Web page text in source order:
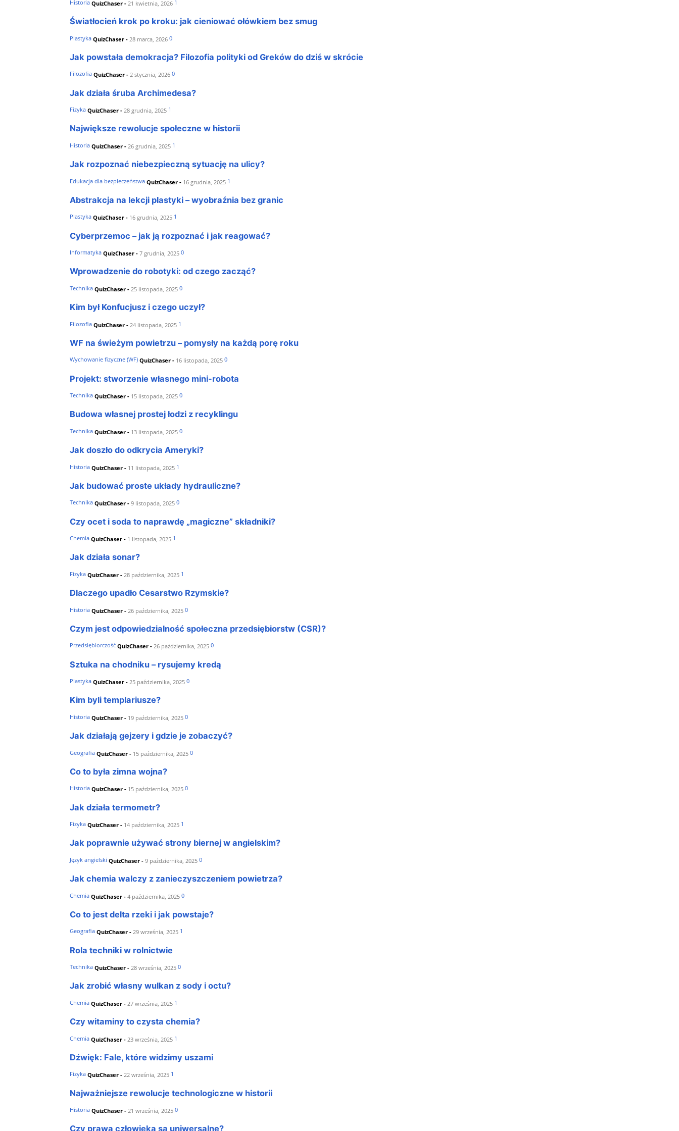
Historia QuizChaser - 21 kwietnia, 2026 1
Światłocień krok po kroku: jak cieniować ołówkiem bez smug
Plastyka QuizChaser - 28 marca, 2026 0
Jak powstała demokracja? Filozofia polityki od Greków do dziś w skrócie
Filozofia QuizChaser - 2 stycznia, 2026 0
Jak działa śruba Archimedesa?
Fizyka QuizChaser - 28 grudnia, 2025 1
Największe rewolucje społeczne w historii
Historia QuizChaser - 26 grudnia, 2025 1
Jak rozpoznać niebezpieczną sytuację na ulicy?
Edukacja dla bezpieczeństwa QuizChaser - 16 grudnia, 2025 1
Abstrakcja na lekcji plastyki – wyobraźnia bez granic
Plastyka QuizChaser - 16 grudnia, 2025 1
Cyberprzemoc – jak ją rozpoznać i jak reagować?
Informatyka QuizChaser - 7 grudnia, 2025 0
Wprowadzenie do robotyki: od czego zacząć?
Technika QuizChaser - 25 listopada, 2025 0
Kim był Konfucjusz i czego uczył?
Filozofia QuizChaser - 24 listopada, 2025 1
WF na świeżym powietrzu – pomysły na każdą porę roku
Wychowanie fizyczne (WF) QuizChaser - 16 listopada, 2025 0
Projekt: stworzenie własnego mini-robota
Technika QuizChaser - 15 listopada, 2025 0
Budowa własnej prostej łodzi z recyklingu
Technika QuizChaser - 13 listopada, 2025 0
Jak doszło do odkrycia Ameryki?
Historia QuizChaser - 11 listopada, 2025 1
Jak budować proste układy hydrauliczne?
Technika QuizChaser - 9 listopada, 2025 0
Czy ocet i soda to naprawdę „magiczne” składniki?
Chemia QuizChaser - 1 listopada, 2025 1
Jak działa sonar?
Fizyka QuizChaser - 28 października, 2025 1
Dlaczego upadło Cesarstwo Rzymskie?
Historia QuizChaser - 26 października, 2025 0
Czym jest odpowiedzialność społeczna przedsiębiorstw (CSR)?
Przedsiębiorczość QuizChaser - 26 października, 2025 0
Sztuka na chodniku – rysujemy kredą
Plastyka QuizChaser - 25 października, 2025 0
Kim byli templariusze?
Historia QuizChaser - 19 października, 2025 0
Jak działają gejzery i gdzie je zobaczyć?
Geografia QuizChaser - 15 października, 2025 0
Co to była zimna wojna?
Historia QuizChaser - 15 października, 2025 0
Jak działa termometr?
Fizyka QuizChaser - 14 października, 2025 1
Jak poprawnie używać strony biernej w angielskim?
Język angielski QuizChaser - 9 października, 2025 0
Jak chemia walczy z zanieczyszczeniem powietrza?
Chemia QuizChaser - 4 października, 2025 0
Co to jest delta rzeki i jak powstaje?
Geografia QuizChaser - 29 września, 2025 1
Rola techniki w rolnictwie
Technika QuizChaser - 28 września, 2025 0
Jak zrobić własny wulkan z sody i octu?
Chemia QuizChaser - 27 września, 2025 1
Czy witaminy to czysta chemia?
Chemia QuizChaser - 23 września, 2025 1
Dźwięk: Fale, które widzimy uszami
Fizyka QuizChaser - 22 września, 2025 1
Najważniejsze rewolucje technologiczne w historii
Historia QuizChaser - 21 września, 2025 0
Czy prawa człowieka są uniwersalne?